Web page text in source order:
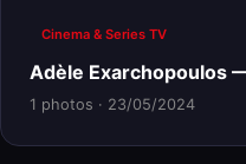
Cinema & Series TV
Adèle Exarchopoulos
1 photos · 23/05/2024